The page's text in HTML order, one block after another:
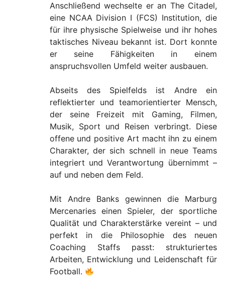
Anschließend wechselte er an The Citadel,
eine NCAA Division I (FCS) Institution, die
für ihre physische Spielweise und ihr hohes
taktisches Niveau bekannt ist. Dort konnte
er seine Fähigkeiten in einem
anspruchsvollen Umfeld weiter ausbauen.
Abseits des Spielfelds ist Andre ein
reflektierter und teamorientierter Mensch,
der seine Freizeit mit Gaming, Filmen,
Musik, Sport und Reisen verbringt. Diese
offene und positive Art macht ihn zu einem
Charakter, der sich schnell in neue Teams
integriert und Verantwortung übernimmt –
auf und neben dem Feld.
Mit Andre Banks gewinnen die Marburg
Mercenaries einen Spieler, der sportliche
Qualität und Charakterstärke vereint – und
perfekt in die Philosophie des neuen
Coaching Staffs passt: strukturiertes
Arbeiten, Entwicklung und Leidenschaft für
Football.